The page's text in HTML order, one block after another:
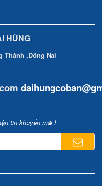
HÙNG
Thành ,Đồng Nai
daihungcoban
tin khuyến mãi !